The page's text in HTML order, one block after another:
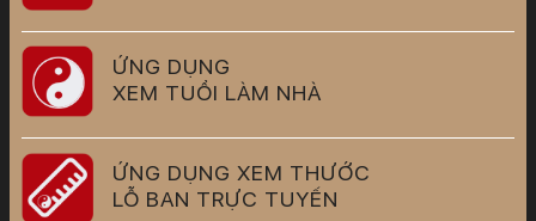
ỨNG DỤNG
XEM TUỔI LÀM NHÀ
ỨNG DỤNG XEM THƯỚC
LỖ BAN TRỰC TUYẾN